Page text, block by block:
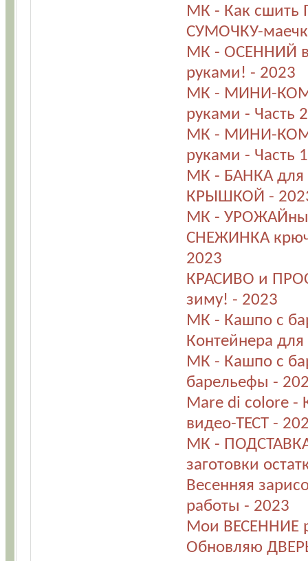
МК - Как сшить
СУМОЧКУ-
МК - ОСЕННИЙ
руками! - 2023
МК - МИНИ-
руками - Часть
МК - МИНИ-
руками - Часть
МК - БАНКА
КРЫШКОЙ -
МК -
СНЕЖИНКА
2023
КРАСИВО и
зиму! - 2023
МК - Кашпо с
Контейнера
МК - Кашпо с
барельефы -
Mare di colore -
видео-ТЕСТ -
МК -
заготовки
Весенняя
работы - 2023
Мои ВЕСЕННИЕ
Обновляю